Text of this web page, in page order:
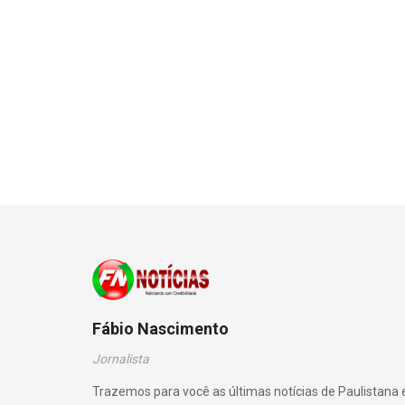
Fábio Nascimento
Jornalista
Trazemos para você as últimas notícias de Paulistana